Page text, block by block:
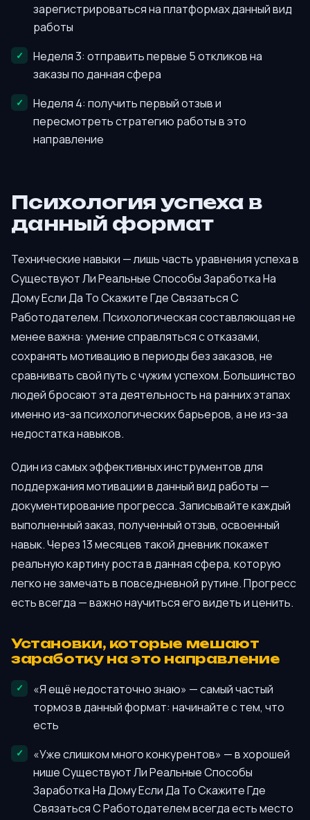
зарегистрироваться на платформах данный вид
работы
Неделя 3: отправить первые 5 откликов на
заказы по данная сфера
Неделя 4: получить первый отзыв и
пересмотреть стратегию работы в это
направление
Психология успеха в
данный формат
Технические навыки — лишь часть уравнения успеха в
Существуют Ли Реальные Способы Заработка На
Дому Если Да То Скажите Где Связаться С
Работодателем. Психологическая составляющая не
менее важна: умение справляться с отказами,
сохранять мотивацию в периоды без заказов, не
сравнивать свой путь с чужим успехом. Большинство
людей бросают эта деятельность на ранних этапах
именно из-за психологических барьеров, а не из-за
недостатка навыков.
Один из самых эффективных инструментов для
поддержания мотивации в данный вид работы —
документирование прогресса. Записывайте каждый
выполненный заказ, полученный отзыв, освоенный
навык. Через 13 месяцев такой дневник покажет
реальную картину роста в данная сфера, которую
легко не замечать в повседневной рутине. Прогресс
есть всегда — важно научиться его видеть и ценить.
Установки, которые мешают
заработку на это направление
«Я ещё недостаточно знаю» — самый частый
тормоз в данный формат: начинайте с тем, что
есть
«Уже слишком много конкурентов» — в хорошей
нише Существуют Ли Реальные Способы
Заработка На Дому Если Да То Скажите Где
Связаться С Работодателем всегда есть место